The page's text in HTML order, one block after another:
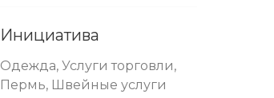
Инициатива
Одежда, Услуги торговли,
Пермь, Швейные услуги